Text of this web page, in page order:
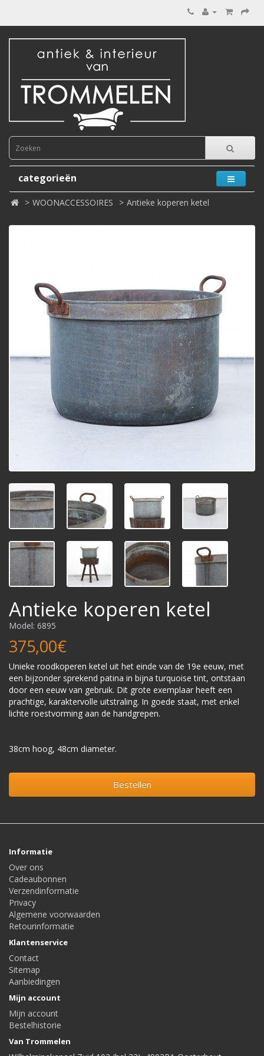
categorieën
WOONACCESSOIRES Antieke koperen ketel
Antieke koperen ketel
Model: 6895
375,00€
Unieke roodkoperen ketel uit het einde van de 19e eeuw, met
een bijzonder sprekend patina in bijna turquoise tint, ontstaan
door een eeuw van gebruik. Dit grote exemplaar heeft een
prachtige, karaktervolle uitstraling. In goede staat, met enkel
lichte roestvorming aan de handgrepen.
38cm hoog, 48cm diameter.
Bestellen
Informatie
Over ons
Cadeaubonnen
Verzendinformatie
Privacy
Algemene voorwaarden
Retourinformatie
Klantenservice
Contact
Sitemap
Aanbiedingen
Mijn account
Mijn account
Bestelhistorie
Van Trommelen